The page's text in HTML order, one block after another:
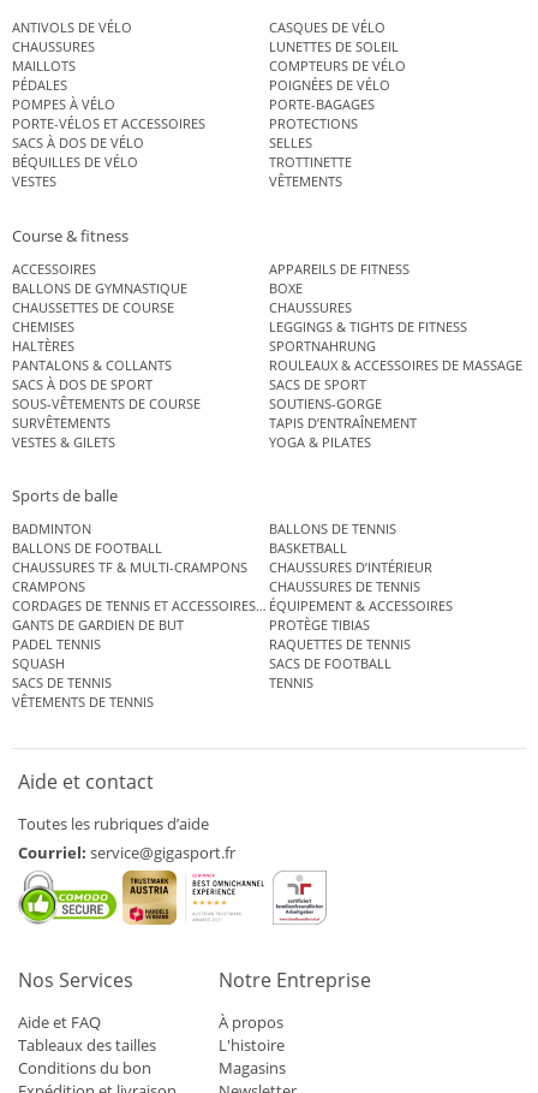
ANTIVOLS DE VÉLO
CASQUES DE VÉLO
CHAUSSURES
LUNETTES DE SOLEIL
MAILLOTS
COMPTEURS DE VÉLO
PÉDALES
POIGNÉES DE VÉLO
POMPES À VÉLO
PORTE-BAGAGES
PORTE-VÉLOS ET ACCESSOIRES
PROTECTIONS
SACS À DOS DE VÉLO
SELLES
BÉQUILLES DE VÉLO
TROTTINETTE
VESTES
VÊTEMENTS
Course & fitness
ACCESSOIRES
APPAREILS DE FITNESS
BALLONS DE GYMNASTIQUE
BOXE
CHAUSSETTES DE COURSE
CHAUSSURES
CHEMISES
LEGGINGS & TIGHTS DE FITNESS
HALTÈRES
SPORTNAHRUNG
PANTALONS & COLLANTS
ROULEAUX & ACCESSOIRES DE MASSAGE
SACS À DOS DE SPORT
SACS DE SPORT
SOUS-VÊTEMENTS DE COURSE
SOUTIENS-GORGE
SURVÊTEMENTS
TAPIS D’ENTRAÎNEMENT
VESTES & GILETS
YOGA & PILATES
Sports de balle
BADMINTON
BALLONS DE TENNIS
BALLONS DE FOOTBALL
BASKETBALL
CHAUSSURES TF & MULTI-CRAMPONS
CHAUSSURES D’INTÉRIEUR
CRAMPONS
CHAUSSURES DE TENNIS
CORDAGES DE TENNIS ET ACCESSOIRES DE TENNISÉQUIPEMENT & ACCESSOIRES
GANTS DE GARDIEN DE BUT
PROTÈGE TIBIAS
PADEL TENNIS
RAQUETTES DE TENNIS
SQUASH
SACS DE FOOTBALL
SACS DE TENNIS
TENNIS
VÊTEMENTS DE TENNIS
Aide et contact
Toutes les rubriques d’aide
Courriel: service@gigasport.fr
Nos Services
Aide et FAQ
Tableaux des tailles
Conditions du bon
Notre Entreprise
À propos
L'histoire
Magasins